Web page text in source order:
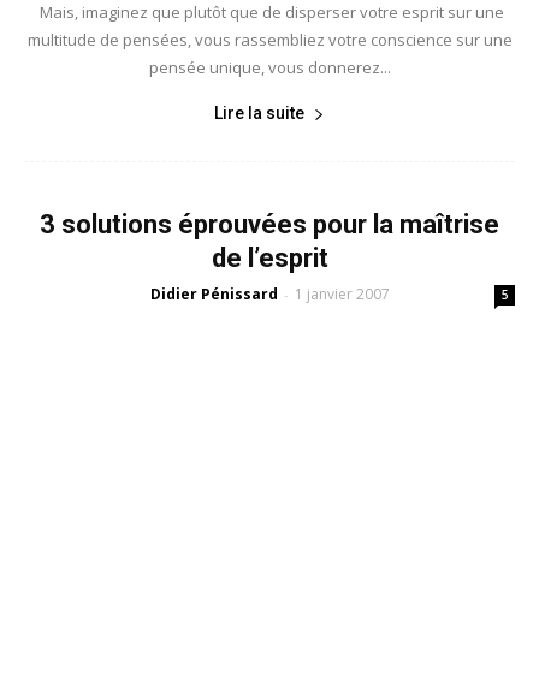
Mais, imaginez que plutôt que de disperser votre esprit sur une
multitude de pensées, vous rassembliez votre conscience sur une
pensée unique, vous donnerez...
Lire la suite
3 solutions éprouvées pour la maîtrise
de l’esprit
Didier Pénissard - 1 janvier 2007 5